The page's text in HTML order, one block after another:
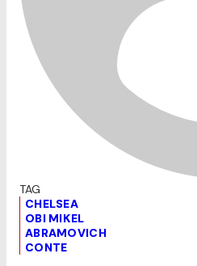
CHELSEA
OBI MIKEL
ABRAMOVICH
CONTE